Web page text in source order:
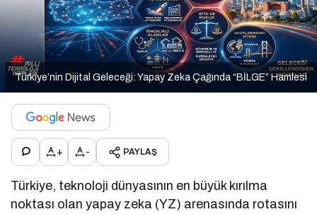
Türkiye’nin Dijital Geleceği: Yapay Zeka Çağında “BİLGE” Hamlesi
+ - PAYLAŞ
Türkiye, teknoloji dünyasının en büyük kırılma
noktası olan yapay zeka (YZ) arenasında rotasını